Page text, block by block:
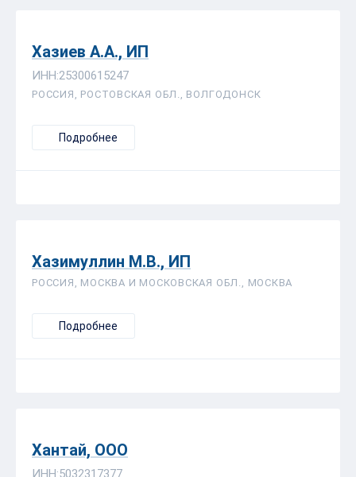
Хазиев А.А., ИП
ИНН:25300615247
РОССИЯ, РОСТОВСКАЯ ОБЛ., ВОЛГОДОНСК
Подробнее
Хазимуллин М.В., ИП
РОССИЯ, МОСКВА И МОСКОВСКАЯ ОБЛ., МОСКВА
Подробнее
Хантай, ООО
ИНН:5032317377